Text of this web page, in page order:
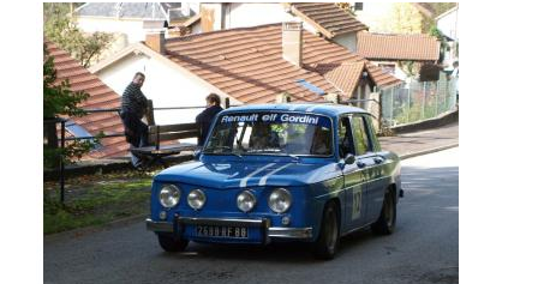
UNE R8 GORDINI SUR LE
PARCOURS